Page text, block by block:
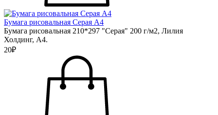
Бумага рисовальная Серая А4
Бумага рисовальная 210*297 "Серая" 200 г/м2, Лилия
Холдинг, А4.
20₽